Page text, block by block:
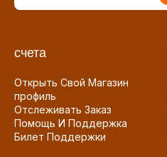
счета
Открыть Свой Магазин
профиль
Отслеживать Заказ
Помощь И Поддержка
Билет Поддержки